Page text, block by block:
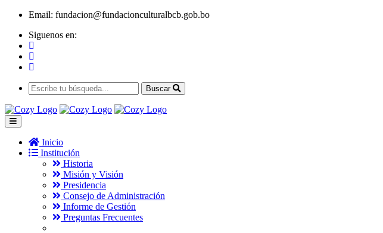
Email: fundacion@fundacionculturalbcb.gob.bo
Siguenos en:
Buscar
Inicio
Institución
Historia
Misión y Visión
Presidencia
Consejo de Administración
Informe de Gestión
Preguntas Frecuentes